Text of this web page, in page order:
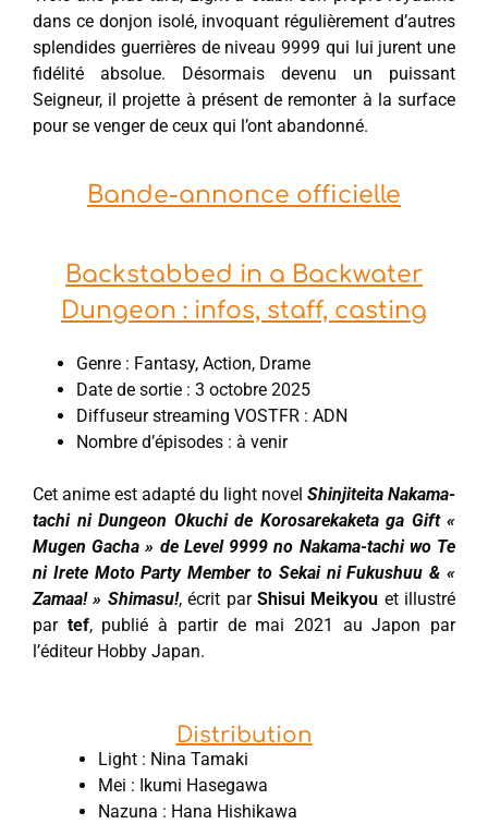
dans ce donjon isolé, invoquant régulièrement d’autres
splendides guerrières de niveau 9999 qui lui jurent une
fidélité absolue. Désormais devenu un puissant
Seigneur, il projette à présent de remonter à la surface
pour se venger de ceux qui l’ont abandonné.
Bande-annonce officielle
Backstabbed in a Backwater
Dungeon : infos, staff, casting
Genre : Fantasy, Action, Drame
Date de sortie : 3 octobre 2025
Diffuseur streaming VOSTFR : ADN
Nombre d’épisodes : à venir
Cet anime est adapté du light novel Shinjiteita Nakama-
tachi ni Dungeon Okuchi de Korosarekaketa ga Gift «
Mugen Gacha » de Level 9999 no Nakama-tachi wo Te
ni Irete Moto Party Member to Sekai ni Fukushuu & «
Zamaa! » Shimasu!, écrit par Shisui Meikyou et illustré
par tef, publié à partir de mai 2021 au Japon par
l’éditeur Hobby Japan.
Distribution
Light : Nina Tamaki
Mei : Ikumi Hasegawa
Nazuna : Hana Hishikawa